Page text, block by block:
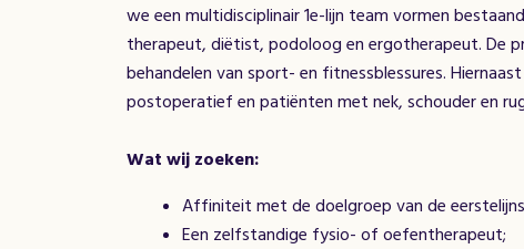
we een multidisciplinair 1e-lijn team vormen
therapeut, diëtist, podoloog en ergotherapeut. De
behandelen van sport- en fitnessblessures.
postoperatief en patiënten met nek, schouder en
Wat wij zoeken:
Affiniteit met de doelgroep van de
Een zelfstandige fysio- of oefentherapeut;